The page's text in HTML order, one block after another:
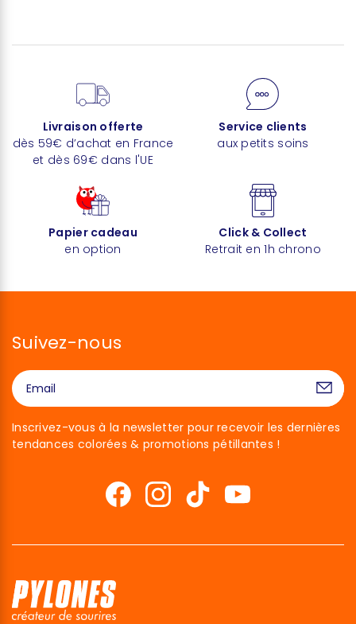
Livraison offerte
dès 59€ d’achat en France
et dès 69€ dans l'UE
Service clients
aux petits soins
Papier cadeau
en option
Click & Collect
Retrait en 1h chrono
Suivez-nous
Inscrivez-vous à la newsletter pour recevoir les dernières
tendances colorées & promotions pétillantes !